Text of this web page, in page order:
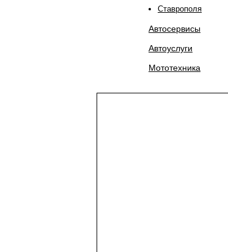
Ставрополя
Автосервисы
Автоуслуги
Мототехника